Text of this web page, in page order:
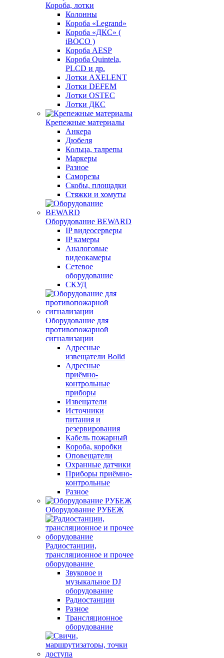
Короба, лотки
Колонны
Короба «Legrand»
Короба «ДКС» (
iBOCO )
Короба AESP
Короба Quintela,
PLCD и др.
Лотки AXELENT
Лотки DEFEM
Лотки OSTEC
Лотки ДКС
Крепежные материалы
Анкера
Дюбеля
Кольца, талрепы
Маркеры
Разное
Саморезы
Скобы, площадки
Стяжки и хомуты
Оборудование BEWARD
IP видеосерверы
IP камеры
Аналоговые
видеокамеры
Сетевое
оборудование
СКУД
Оборудование для
противопожарной
сигнализации
Адресные
извещатели Bolid
Адресные
приёмно-
контрольные
приборы
Извещатели
Источники
питания и
резервирования
Кабель пожарный
Короба, коробки
Оповещатели
Охранные датчики
Приборы приёмно-
контрольные
Разное
Оборудование РУБЕЖ
Радиостанции,
трансляционное и прочее
оборудование
Звуковое и
музыкальное DJ
оборудование
Радиостанции
Разное
Трансляционное
оборудование